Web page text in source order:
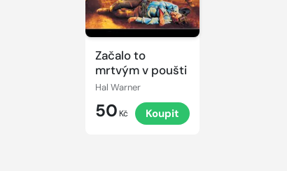
Začalo to
mrtvým v poušti
Hal Warner
50 Kč Koupit